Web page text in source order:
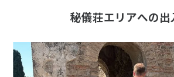
秘儀荘エリアへの出